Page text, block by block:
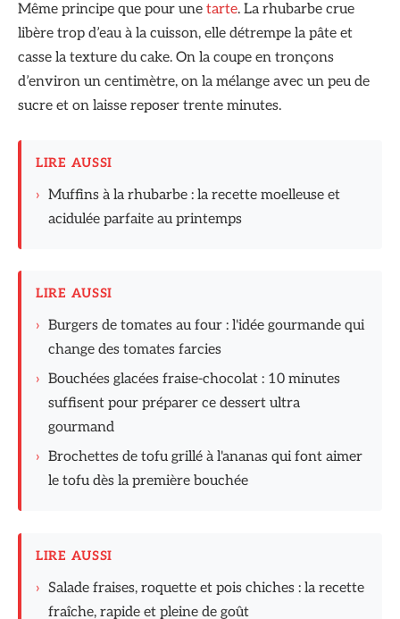
Même principe que pour une tarte. La rhubarbe crue
libère trop d’eau à la cuisson, elle détrempe la pâte et
casse la texture du cake. On la coupe en tronçons
d’environ un centimètre, on la mélange avec un peu de
sucre et on laisse reposer trente minutes.
LIRE AUSSI
› Muffins à la rhubarbe : la recette moelleuse et
acidulée parfaite au printemps
LIRE AUSSI
› Burgers de tomates au four : l'idée gourmande qui
change des tomates farcies
› Bouchées glacées fraise-chocolat : 10 minutes
suffisent pour préparer ce dessert ultra
gourmand
› Brochettes de tofu grillé à l'ananas qui font aimer
le tofu dès la première bouchée
LIRE AUSSI
› Salade fraises, roquette et pois chiches : la recette
fraîche, rapide et pleine de goût